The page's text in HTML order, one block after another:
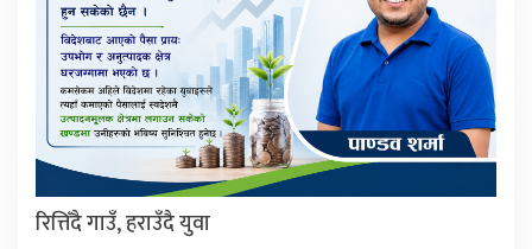
रित्तिँदै गाउँ, हराउँदै युवा